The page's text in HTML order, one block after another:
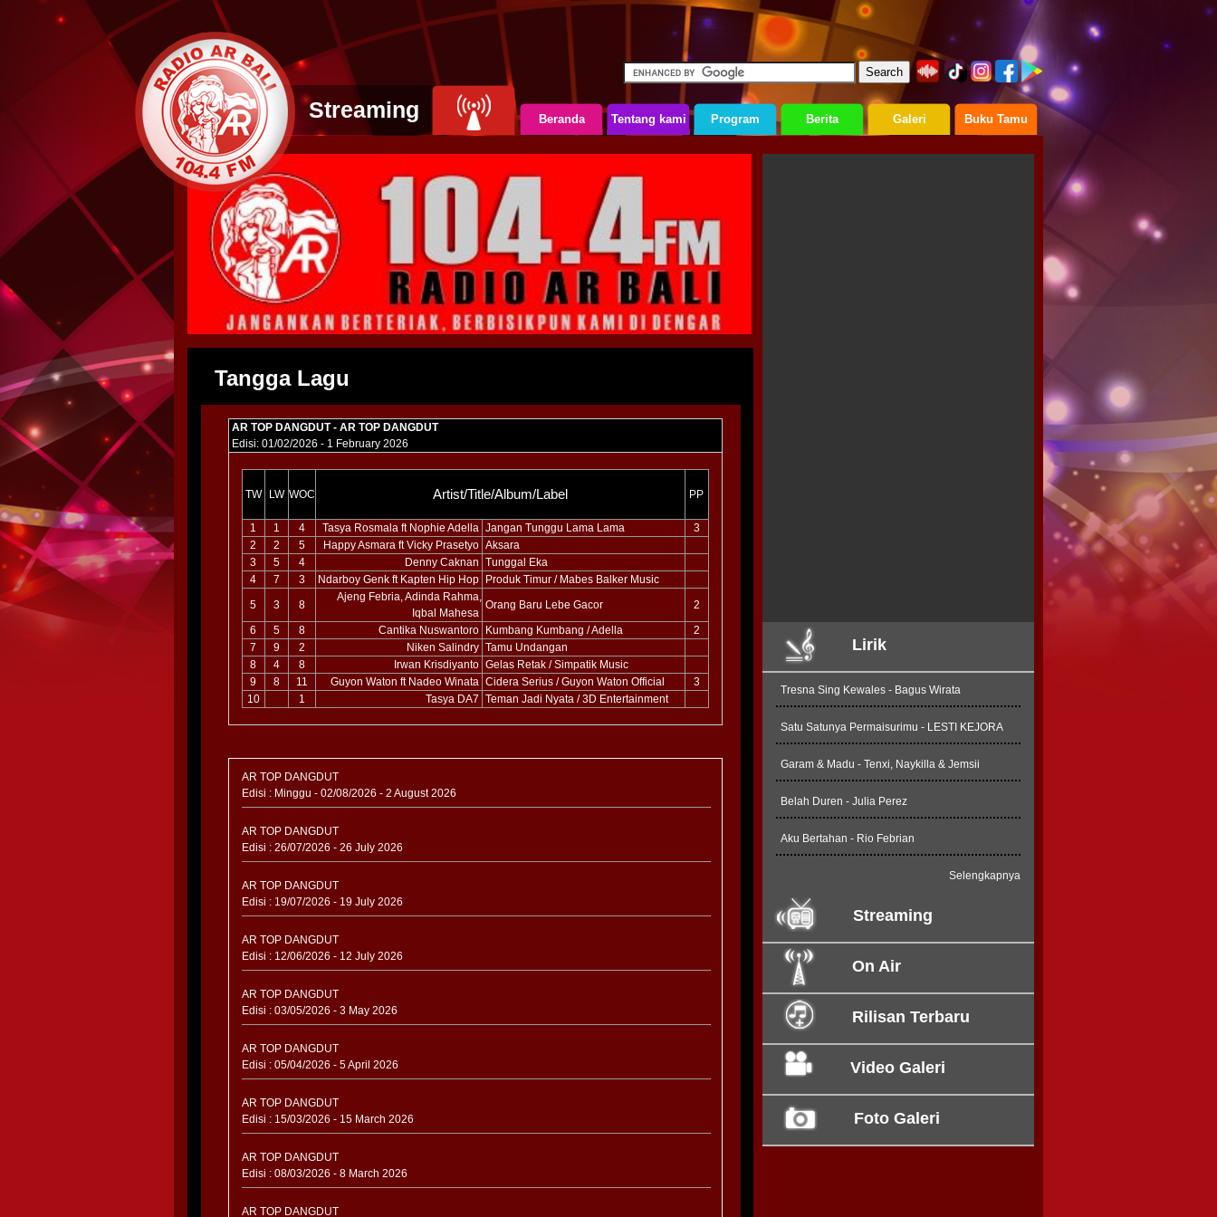
Streaming Beranda Tentang kami Program Berita Galeri Buku Tamu
Tangga Lagu
AR TOP DANGDUT - AR TOP DANGDUT
Edisi: 01/02/2026 - 1 February 2026
TW LW WOC Artist/Title/Album/Label PP
1 1 4 Tasya Rosmala ft Nophie Adella Jangan Tunggu Lama Lama
3
2
2 5 Happy Asmara ft Vicky Prasetyo Aksara
3
5 4 Denny Caknan Tunggal Eka
4
7 3 Ndarboy Genk ft Kapten Hip Hop
Produk Timur / Mabes Balker Music
5
3 8
Ajeng Febria, Adinda Rahma,
Iqbal Mahesa
Orang Baru Lebe Gacor
2
6
5 8 Cantika Nuswantoro Kumbang Kumbang / Adella
2
7
9 2 Niken Salindry Tamu Undangan
8
4 8 Irwan Krisdiyanto Gelas Retak / Simpatik Music
9
8 11 Guyon Waton ft Nadeo Winata Cidera Serius / Guyon Waton Official
3
10
1 Tasya DA7 Teman Jadi Nyata / 3D Entertainment
AR TOP DANGDUT
Edisi : Minggu - 02/08/2026 - 2 August 2026
AR TOP DANGDUT
Edisi : 26/07/2026 - 26 July 2026
AR TOP DANGDUT
Edisi : 19/07/2026 - 19 July 2026
AR TOP DANGDUT
Edisi : 12/06/2026 - 12 July 2026
AR TOP DANGDUT
Edisi : 03/05/2026 - 3 May 2026
AR TOP DANGDUT
Edisi : 05/04/2026 - 5 April 2026
AR TOP DANGDUT
Edisi : 15/03/2026 - 15 March 2026
AR TOP DANGDUT
Edisi : 08/03/2026 - 8 March 2026
AR TOP DANGDUT
Lirik
Tresna Sing Kewales - Bagus Wirata
Satu Satunya Permaisurimu - LESTI KEJORA
Garam & Madu - Tenxi, Naykilla & Jemsii
Belah Duren - Julia Perez
Aku Bertahan - Rio Febrian
Selengkapnya
Streaming
On Air
Rilisan Terbaru
Video Galeri
Foto Galeri